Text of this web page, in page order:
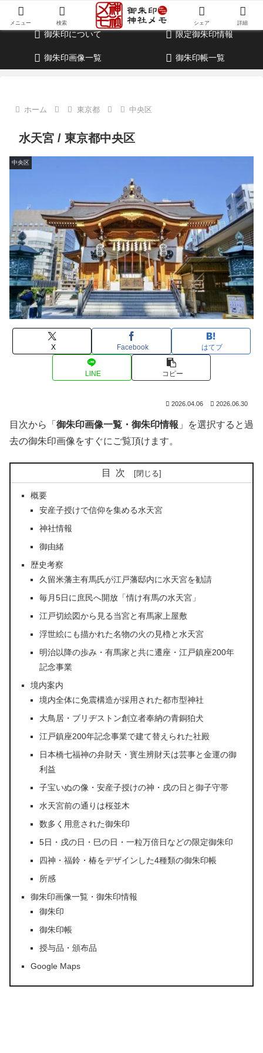
御朱印・参拝記録・神社情報・考察ブログ
御朱印について 限定御朱印情報
御朱印画像一覧 御朱印帳一覧
ホーム 東京都 中央区
水天宮 / 東京都中央区
中央区
X Facebook はてブ
LINE コピー
2026.04.06 2026.06.30
目次から「 御朱印画像一覧・御朱印情報 」を選択すると過
去の御朱印画像をすぐにご覧頂けます。
目次
概要
安産子授けで信仰を集める水天宮
神社情報
御由緒
歴史考察
久留米藩主有馬氏が江戸藩邸内に水天宮を勧請
毎月5日に庶民へ開放「情け有馬の水天宮」
江戸切絵図から見る当宮と有馬家上屋敷
浮世絵にも描かれた名物の火の見櫓と水天宮
明治以降の歩み・有馬家と共に遷座・江戸鎮座200年
記念事業
境内案内
境内全体に免震構造が採用された都市型神社
大鳥居・ブリヂストン創立者奉納の青銅狛犬
江戸鎮座200年記念事業で建て替えられた社殿
日本橋七福神の弁財天・寳生辨財天は芸事と金運の御
利益
子宝いぬの像・安産子授けの神・戌の日と御子守帯
水天宮前の通りは桜並木
数多く用意された御朱印
5日・戌の日・巳の日・一粒万倍日などの限定御朱印
四神・福鈴・椿をデザインした4種類の御朱印帳
所感
御朱印画像一覧・御朱印情報
御朱印
御朱印帳
授与品・頒布品
Google Maps
メニュー 検索 シェア 詳細